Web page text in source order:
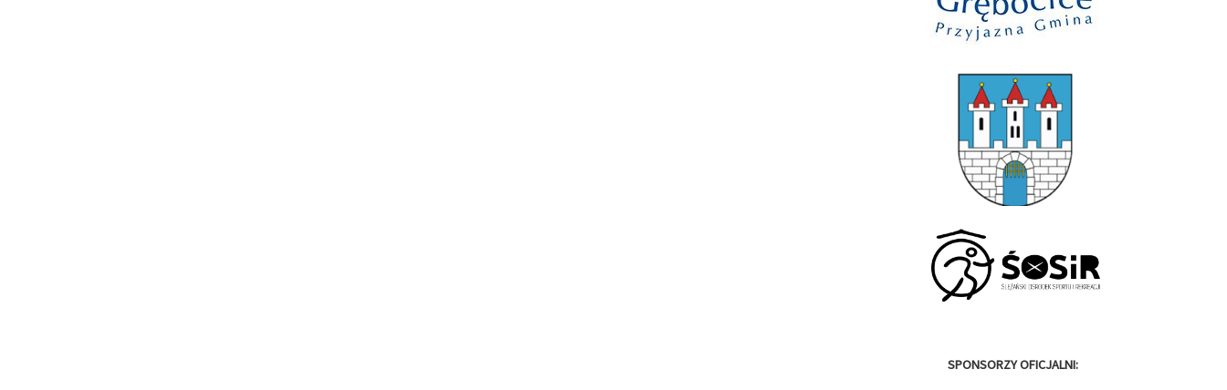
Baumatech powstała w 2005
r. Dostarczamy naszym
[…]
SPONSORZY OFICJALNI: